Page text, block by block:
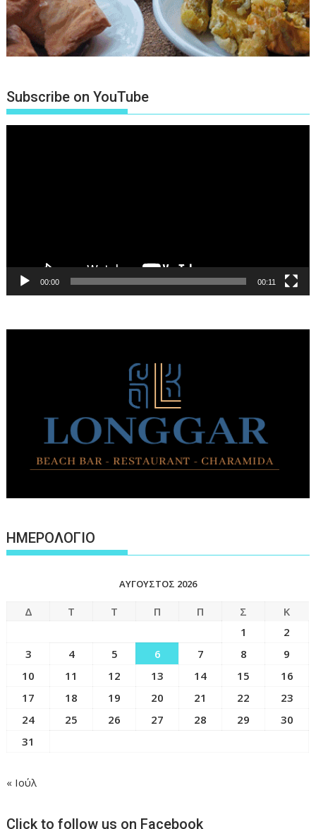
Subscribe on YouTube
00:00 00:11
ΗΜΕΡΟΛΟΓΙΟ
ΑΎΓΟΥΣΤΟΣ 2026
Δ Τ Τ Π Π Σ
Κ
1
2
3
4 5 6 7 8
9
10
11 12 13 14 15
16
17
18 19 20 21 22
23
24
25 26 27 28 29
30
31
« Ιούλ
Click to follow us on Facebook